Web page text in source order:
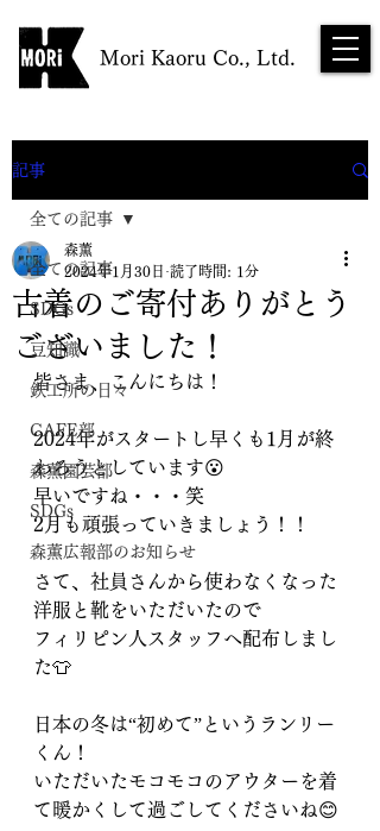
Mori Kaoru Co., Ltd.
NEWS
記事
全ての記事
SDGs
豆知識
鉄工所の日々
CAFE部
森薫園芸部
SDGs
森薫広報部のお知らせ
全ての記事
古着のご寄付ありがとう
ございました！
森薫
2024年1月30日 読了時間: 1分
皆さま、こんにちは！
2024年がスタートし早くも1月が終
わろうとしています😮
早いですね・・・笑
2月も頑張っていきましょう！！
さて、社員さんから使わなくなった
洋服と靴をいただいたので
フィリピン人スタッフへ配布しまし
た👕
日本の冬は“初めて”というランリー
くん！
いただいたモコモコのアウターを着
て暖かくして過ごしてくださいね😊